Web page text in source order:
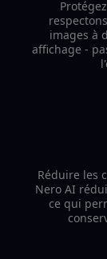
images à
affichage -
Réduire les
Nero AI
ce qui